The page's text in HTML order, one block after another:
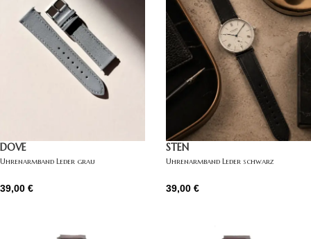
DOVE
Uhrenarmband Leder grau
39,00 €
STEN
Uhrenarmband Leder schwarz
39,00 €